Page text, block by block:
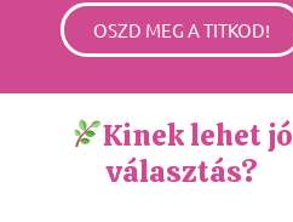
OSZD MEG A TITKOD!
Kinek lehet jó
választás?